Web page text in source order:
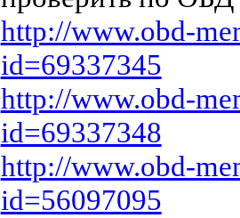
http://www.obd-
id=69337345
http://www.obd-
id=69337348
http://www.obd-
id=56097095